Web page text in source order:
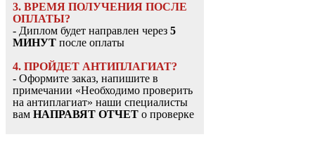
3. ВРЕМЯ ПОЛУЧЕНИЯ ПОСЛЕ
ОПЛАТЫ?
- Диплом будет направлен через 5
МИНУТ после оплаты
4. ПРОЙДЕТ АНТИПЛАГИАТ?
- Оформите заказ, напишите в
примечании «Необходимо проверить
на антиплагиат» наши специалисты
вам НАПРАВЯТ ОТЧЕТ о проверке